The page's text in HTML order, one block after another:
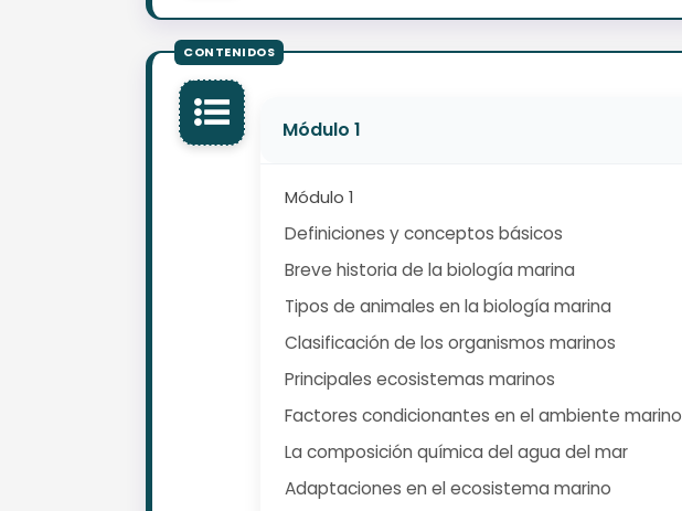
Módulo 1
Módulo 1
Definiciones y conceptos básicos
Breve historia de la biología marina
Tipos de animales en la biología marina
Clasificación de los organismos marinos
Principales ecosistemas marinos
Factores condicionantes en el ambiente marino
La composición química del agua del mar
Adaptaciones en el ecosistema marino